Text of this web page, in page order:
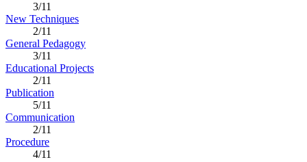
3/11
New Techniques
2/11
General Pedagogy
3/11
Educational Projects
2/11
Publication
5/11
Communication
2/11
Procedure
4/11